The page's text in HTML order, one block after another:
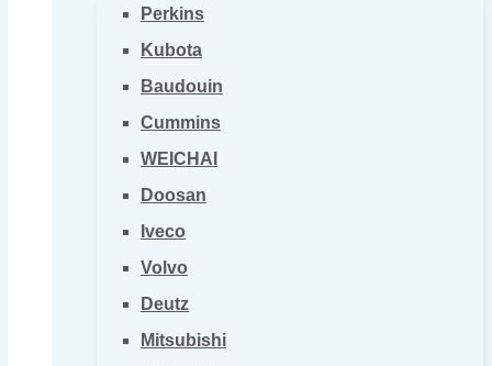
Perkins
Kubota
Baudouin
Cummins
WEICHAI
Doosan
Iveco
Volvo
Deutz
Mitsubishi